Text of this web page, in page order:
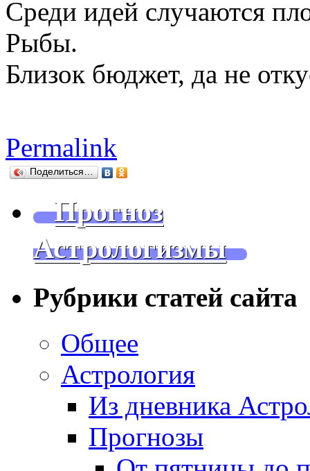
Среди идей случаются
Рыбы.
Близок бюджет, да не
Permalink
Поделиться…
Прогноз
Астрологизмы
Рубрики статей сайта
Общее
Астрология
Из дневника
Прогнозы